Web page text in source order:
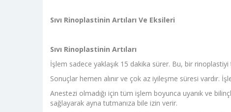
Sıvı Rinoplastinin Artıları Ve Eksileri
Sıvı Rinoplastinin Artıları
İşlem sadece yaklaşık 15 dakika sürer. Bu, bir
Sonuçlar hemen alınır ve çok az iyileşme süresi vardır.
Anestezi olmadığı için tüm işlem boyunca uyanık ve
sağlayarak ayna tutmanıza bile izin verir.